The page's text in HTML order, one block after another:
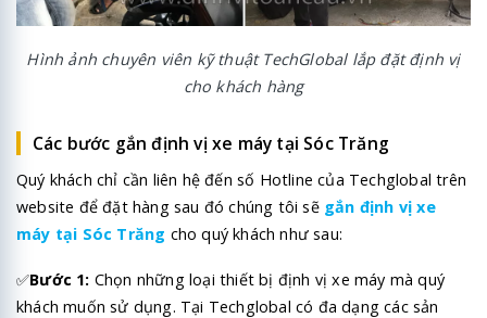
Hình ảnh chuyên viên kỹ thuật TechGlobal lắp đặt định vị
cho khách hàng
Các bước gắn định vị xe máy tại Sóc Trăng
Quý khách chỉ cần liên hệ đến số Hotline của Techglobal trên
website để đặt hàng sau đó chúng tôi sẽ gắn định vị xe
máy tại Sóc Trăng cho quý khách như sau:
✅Bước 1: Chọn những loại thiết bị định vị xe máy mà quý
khách muốn sử dụng. Tại Techglobal có đa dạng các sản